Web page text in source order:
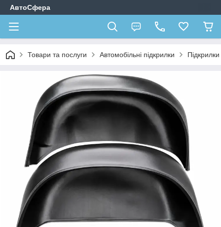
АвтоСфера
Товари та послуги Автомобільні підкрилки